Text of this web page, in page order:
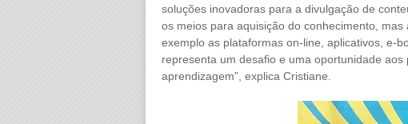
soluções inovadoras para a divulgação de
os meios para aquisição do conhecimento,
exemplo as plataformas on-line, aplicativos, e-
representa um desafio e uma oportunidade
aprendizagem”, explica Cristiane.